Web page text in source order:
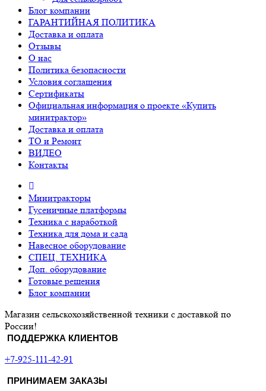
Блог компании
ГАРАНТИЙНАЯ ПОЛИТИКА
Доставка и оплата
Отзывы
О нас
Политика безопасности
Условия соглашения
Сертификаты
Официальная информация о проекте «Купить
минитрактор»
Доставка и оплата
ТО и Ремонт
ВИДЕО
Контакты
Минитракторы
Гусеничные платформы
Техника с наработкой
Техника для дома и сада
Навесное оборудование
СПЕЦ. ТЕХНИКА
Доп. оборудование
Готовые решения
Блог компании
Магазин сельскохозяйственной техники с доставкой по
России!
ПОДДЕРЖКА КЛИЕНТОВ
+7-925-111-42-91
ПРИНИМАЕМ ЗАКАЗЫ